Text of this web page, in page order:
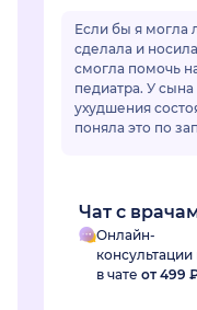
Если бы я могла
сделала и
смогла помочь
педиатра. У
ухудшения
поняла это по
Чат с
Онлайн-
консультации
в чате от 499